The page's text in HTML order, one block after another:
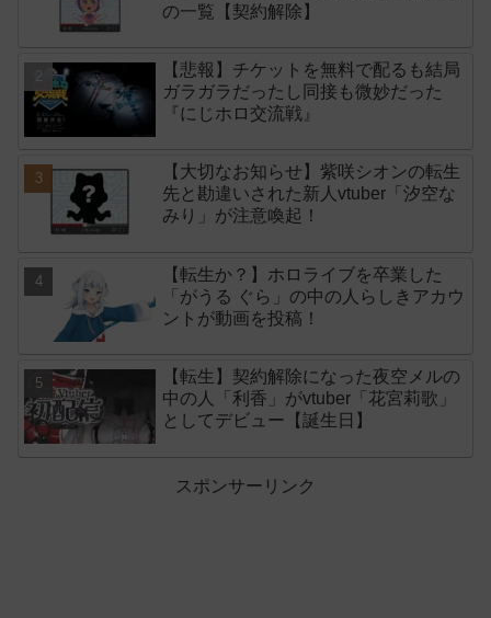
の一覧【契約解除】
【悲報】チケットを無料で配るも結局
ガラガラだったし同接も微妙だった
『にじホロ交流戦』
【大切なお知らせ】紫咲シオンの転生
先と勘違いされた新人vtuber「汐空な
みり」が注意喚起！
【転生か？】ホロライブを卒業した
「がうる ぐら」の中の人らしきアカウ
ントが動画を投稿！
【転生】契約解除になった夜空メルの
中の人「利香」がvtuber「花宮莉歌」
としてデビュー【誕生日】
スポンサーリンク